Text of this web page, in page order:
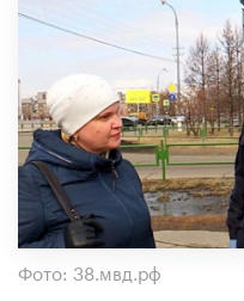
Фото: 38.мвд.рф